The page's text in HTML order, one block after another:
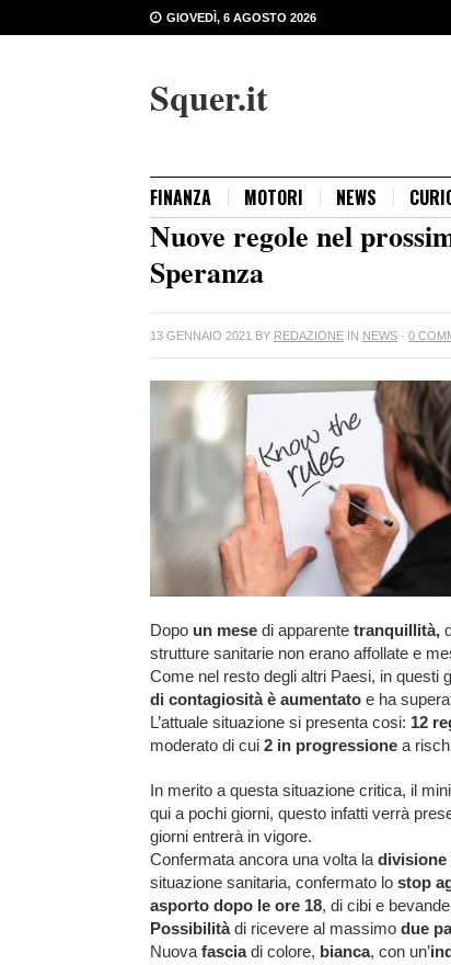
GIOVEDÌ, 6 AGOSTO 2026
Squer.it
FINANZA MOTORI NEWS
Nuove regole nel
Speranza
13 GENNAIO 2021 BY REDAZIONE IN NEWS · 0
Dopo un mese di apparente tranquillità,
strutture sanitarie non erano affollate e
Come nel resto degli altri Paesi, in questi
di contagiosità è aumentato e ha
L’attuale situazione si presenta cosi: 12
moderato di cui 2 in progressione a
In merito a questa situazione critica, il
qui a pochi giorni, questo infatti verrà
giorni entrerà in vigore.
Confermata ancora una volta la divisione
situazione sanitaria, confermato lo stop
asporto dopo le ore 18, di cibi e
Possibilitàdi ricevere al massimo due
Nuova fasciadi colore, bianca, con un’